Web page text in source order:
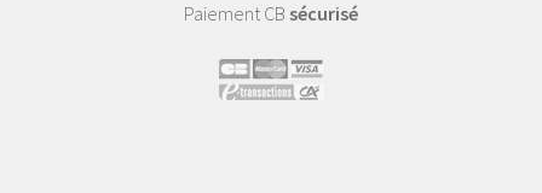
Paiement CB sécurisé